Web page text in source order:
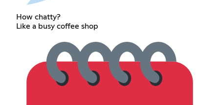
How chatty?
Like a busy coffee shop